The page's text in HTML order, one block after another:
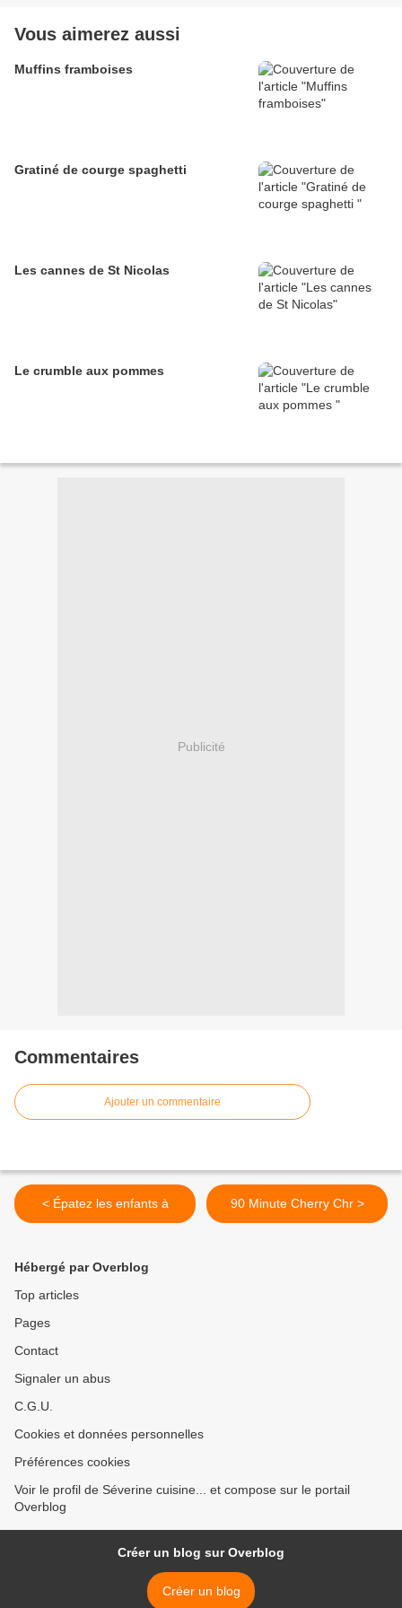
Vous aimerez aussi
Muffins framboises
Gratiné de courge spaghetti
Les cannes de St Nicolas
Le crumble aux pommes
Publicité
Commentaires
Ajouter un commentaire
< Épatez les enfants à 90 Minute Cherry Chr >
Hébergé par Overblog
Top articles
Pages
Contact
Signaler un abus
C.G.U.
Cookies et données personnelles
Préférences cookies
Voir le profil de Séverine cuisine... et compose sur le portail
Overblog
Créer un blog sur Overblog
Créer un blog